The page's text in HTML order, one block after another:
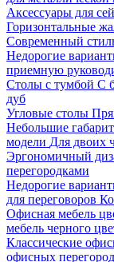
Аксессуары для
Горизонтальные
Современный
Недорогие
приемную
Столы с тумбой С
дуб
Угловые столы
Небольшие
модели Для двоих
Эргономичный
перегородками
Недорогие
для переговоров
Офисная мебель
мебель черного
Классические
офисных